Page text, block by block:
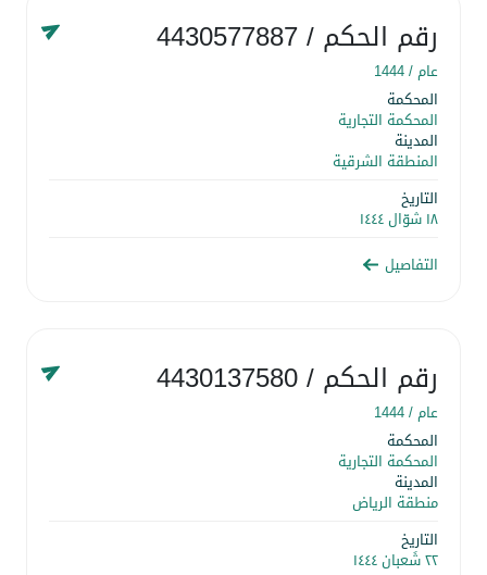
رقم الحكم/ 4430577887
عام /1444
المحكمة
المحكمة التجارية
المدينة
المنطقة الشرقية
التاريخ
١٨ شوّال ١٤٤٤
التفاصيل
رقم الحكم/ 4430137580
عام /1444
المحكمة
المحكمة التجارية
المدينة
منطقة الرياض
التاريخ
٢٢ شَعبان ١٤٤٤